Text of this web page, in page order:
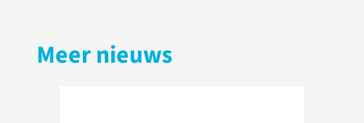
Meer nieuws